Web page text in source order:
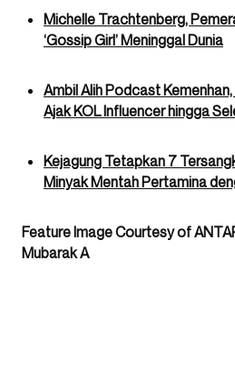
Michelle Trachtenberg,
‘Gossip Girl’ Meninggal Dunia
Ambil Alih Podcast
Ajak KOL Influencer hingga
Kejagung Tetapkan 7
Minyak Mentah Pertamina
Feature Image Courtesy of
Mubarak A